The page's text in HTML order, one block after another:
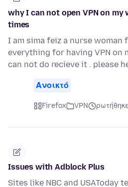
why I can not open VPN on
times
I am sima feiz a nurse woman
everything for having VPN on
can not do recieve it . please
Ανοικτό
Firefox VPN
Issues with Adblock Plus
Sites like NBC and USAToday